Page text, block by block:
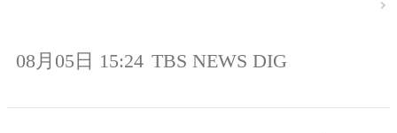
08月05日 15:24 TBS NEWS DIG